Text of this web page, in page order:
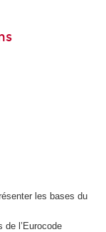
les bases du
l’Eurocode